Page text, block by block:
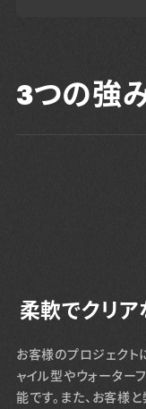
3つの強
柔軟でクリ
お客様のプロジェクト
ャイル型やウォーター
能です。また、お客様